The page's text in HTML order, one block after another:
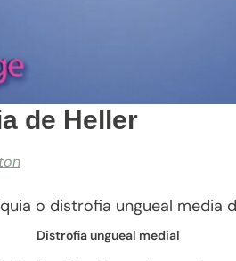
de Heller
Distrofia ungueal medial